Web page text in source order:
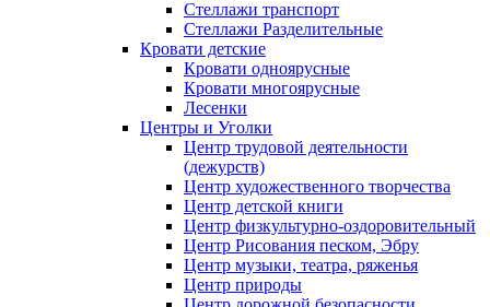
Стеллажи транспорт
Стеллажи Разделительные
Кровати детские
Кровати одноярусные
Кровати многоярусные
Лесенки
Центры и Уголки
Центр трудовой деятельности
(дежурств)
Центр художественного творчества
Центр детской книги
Центр физкультурно-оздоровительный
Центр Рисования песком, Эбру
Центр музыки, театра, ряженья
Центр природы